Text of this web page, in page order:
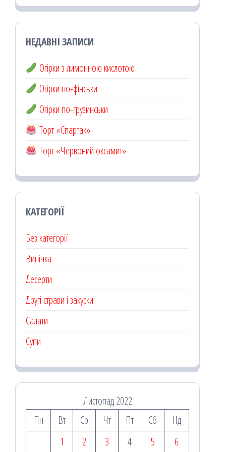
НЕДАВНІ ЗАПИСИ
Огірки з лимонною кислотою
Огірки по-фінськи
Огірки по-грузинськи
Торт «Спартак»
Торт «Червоний оксамит»
КАТЕГОРІЇ
Без категорії
Випічка
Десерти
Другі страви і закуски
Салати
Супи
Листопад 2022
Пн
Вт Ср Чт Пт Сб
Нд
1
2 3 4 5 6